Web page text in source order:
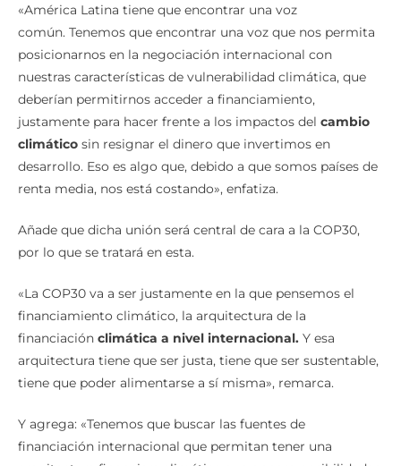
«América Latina tiene que encontrar una voz
común. Tenemos que encontrar una voz que nos permita
posicionarnos en la negociación internacional con
nuestras características de vulnerabilidad climática, que
deberían permitirnos acceder a financiamiento,
justamente para hacer frente a los impactos del cambio
climático sin resignar el dinero que invertimos en
desarrollo. Eso es algo que, debido a que somos países de
renta media, nos está costando», enfatiza.
Añade que dicha unión será central de cara a la COP30,
por lo que se tratará en esta.
«La COP30 va a ser justamente en la que pensemos el
financiamiento climático, la arquitectura de la
financiación climática a nivel internacional. Y esa
arquitectura tiene que ser justa, tiene que ser sustentable,
tiene que poder alimentarse a sí misma», remarca.
Y agrega: «Tenemos que buscar las fuentes de
financiación internacional que permitan tener una